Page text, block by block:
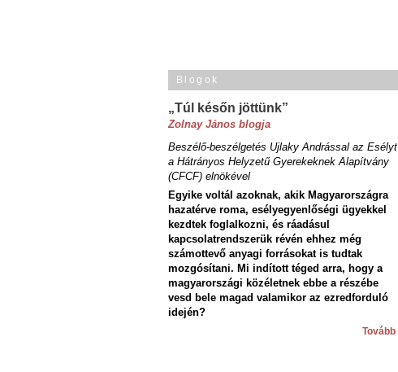
Blogok
„Túl későn jöttünk”
Zolnay János blogja
Beszélő-beszélgetés Ujlaky Andrással az Esélyt
a Hátrányos Helyzetű Gyerekeknek Alapítvány
(CFCF) elnökével
Egyike voltál azoknak, akik Magyarországra
hazatérve roma, esélyegyenlőségi ügyekkel
kezdtek foglalkozni, és ráadásul
kapcsolatrendszerük révén ehhez még
számottevő anyagi forrásokat is tudtak
mozgósítani. Mi indított téged arra, hogy a
magyarországi közéletnek ebbe a részébe
vesd bele magad valamikor az ezredforduló
idején?
Tovább